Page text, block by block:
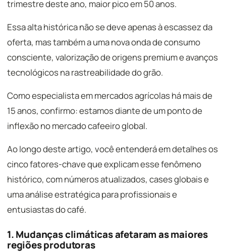
trimestre deste ano, maior pico em 50 anos.
Essa alta histórica não se deve apenas à escassez da
oferta, mas também a uma nova onda de consumo
consciente, valorização de origens premium e avanços
tecnológicos na rastreabilidade do grão.
Como especialista em mercados agrícolas há mais de
15 anos, confirmo: estamos diante de um ponto de
inflexão no mercado cafeeiro global.
Ao longo deste artigo, você entenderá em detalhes os
cinco fatores-chave que explicam esse fenômeno
histórico, com números atualizados, cases globais e
uma análise estratégica para profissionais e
entusiastas do café.
1. Mudanças climáticas afetaram as maiores
regiões produtoras